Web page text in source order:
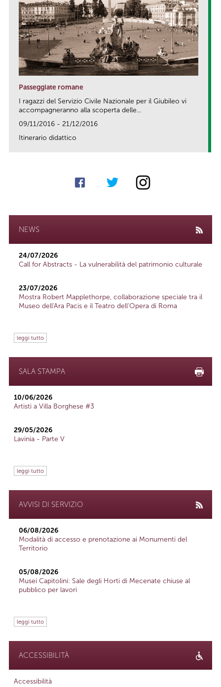
Passeggiate romane
I ragazzi del Servizio Civile Nazionale per il Giubileo vi
accompagneranno alla scoperta delle...
09/11/2016 - 21/12/2016
Itinerario didattico
NEWS
24/07/2026
Call for Abstracts - La vulnerabilità del patrimonio culturale
23/07/2026
Mostra Robert Mapplethorpe, collaborazione speciale tra il
Museo dell'Ara Pacis e il Teatro dell'Opera di Roma
leggi tutto
SALA STAMPA
10/06/2026
Artisti a Villa Borghese #3
29/05/2026
Lavinia - Parte V
leggi tutto
AVVISI DI SERVIZIO
06/08/2026
Modalità di accesso e prenotazione ai Monumenti del
Territorio
05/08/2026
Musei Capitolini: Sale degli Horti di Mecenate chiuse al
pubblico per lavori
leggi tutto
ACCESSIBILITÀ
Accessibilità